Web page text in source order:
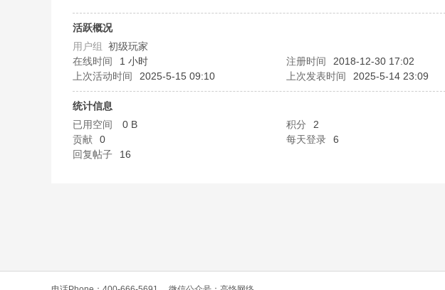
L
活跃概况
用户组 初级玩家
在线时间
1 小时 注册时间 2018-12-30 17:02
上次活动时间
2025-5-15 09:10 上次发表时间 2025-5-14 23:09
统计信息
已用空间
0 B 积分 2
贡献
0 每天登录 6
回复帖子
16